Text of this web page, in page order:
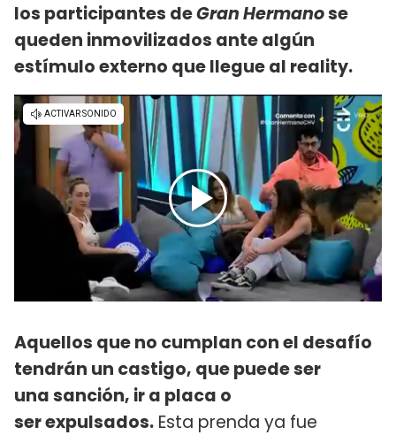
los participantes deGran Hermanose
queden inmovilizados ante algún
estímulo externo que llegue al reality.
Aquellos que no cumplan con el desafío
tendrán un castigo, que puede ser
una sanción, ir a placa o
ser expulsados. Esta prenda ya fue